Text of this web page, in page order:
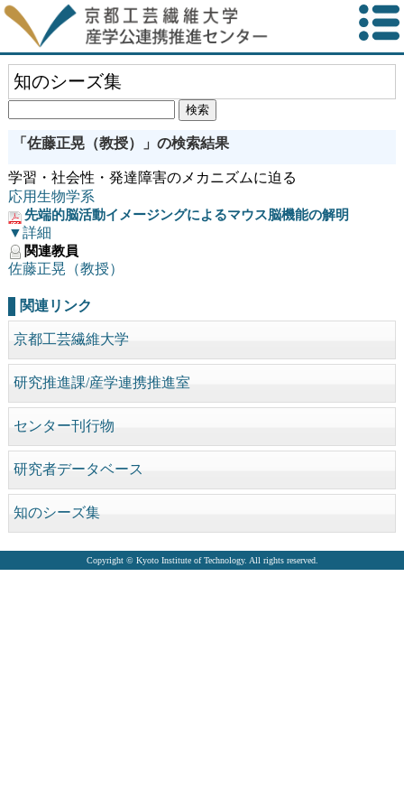
知のシーズ集
「佐藤正晃（教授）」の検索結果
学習・社会性・発達障害のメカニズムに迫る
応用生物学系
先端的脳活動イメージングによるマウス脳機能の解明
▼詳細
関連教員
佐藤正晃（教授）
関連リンク
京都工芸繊維大学
研究推進課/産学連携推進室
センター刊行物
研究者データベース
知のシーズ集
Copyright © Kyoto Institute of Technology. All rights reserved.